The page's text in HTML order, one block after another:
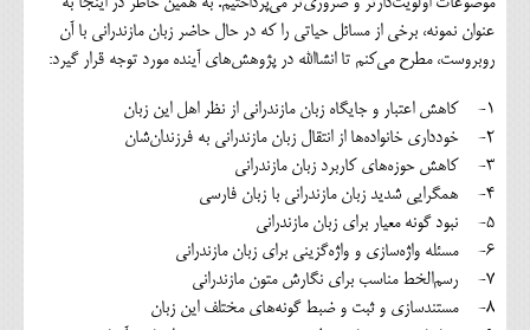
عنوان نمونه، برخی از مسائل حیاتی را که در حال حاضر زبان مازندرانی با آن
روبروست، مطرح می‌کنم تا انشاالله در پژوهش‌های آینده مورد توجه قرار گیرد:
1- کاهش اعتبار و جایگاه زبان مازندرانی از نظر اهل این زبان
2- خودداری خانواده‌ها از انتقال زبان مازندرانی به فرزندان‌شان
3- کاهش حوزه‌های کاربرد زبان مازندرانی
4- همگرایی شدید زبان مازندرانی با زبان فارسی
5- نبود گونه معیار برای زبان مازندرانی
6- مسئله واژه‌سازی و واژه‌گزینی برای زبان مازندرانی
7- رسم‌الخط مناسب برای نگارش متون مازندرانی
8- مستندسازی و ثبت و ضبط گونه‌های مختلف این زبان